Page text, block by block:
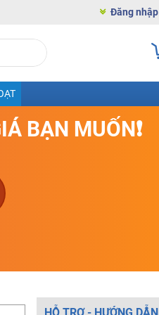
Đăng nhập
BẠN MUỐN❗